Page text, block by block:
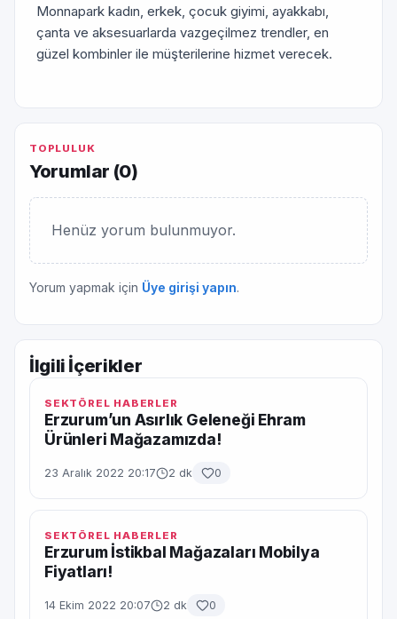
Monnapark kadın, erkek, çocuk giyimi, ayakkabı,
çanta ve aksesuarlarda vazgeçilmez trendler, en
güzel kombinler ile müşterilerine hizmet verecek.
TOPLULUK
Yorumlar (0)
Henüz yorum bulunmuyor.
Yorum yapmak için Üye girişi yapın.
İlgili İçerikler
SEKTÖREL HABERLER
Erzurum’un Asırlık Geleneği Ehram
Ürünleri Mağazamızda!
23 Aralık 2022 20:17 2 dk 0
SEKTÖREL HABERLER
Erzurum İstikbal Mağazaları Mobilya
Fiyatları!
14 Ekim 2022 20:07 2 dk 0